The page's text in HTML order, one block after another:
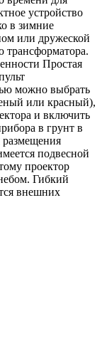
устройство
в зимние
или дружеской
трансформатора.
Простая
можно выбрать
или красный),
и включить
в грунт в
размещения
подвесной
проектор
Гибкий
внешних